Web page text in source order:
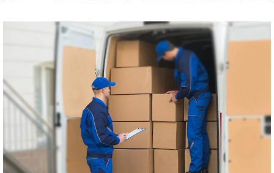
drzwi do drzwi
Przewóz osób